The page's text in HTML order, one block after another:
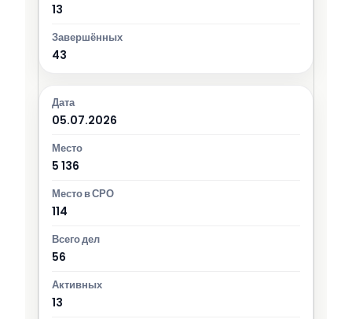
13
43
05.07.2026
5 136
114
56
13